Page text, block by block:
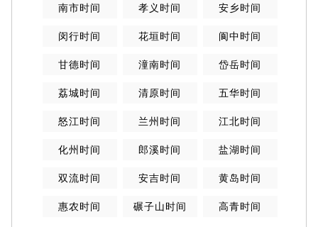
南市时间 孝义时间 安乡时间
闵行时间 花垣时间 阆中时间
甘德时间 潼南时间 岱岳时间
荔城时间 清原时间 五华时间
怒江时间 兰州时间 江北时间
化州时间 郎溪时间 盐湖时间
双流时间 安吉时间 黄岛时间
惠农时间 碾子山时间 高青时间